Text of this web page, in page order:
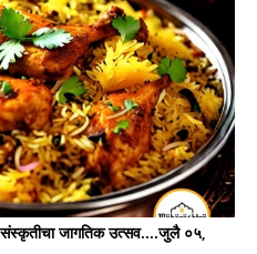
संस्कृतीचा जागतिक उत्सव....जुलै ०५,